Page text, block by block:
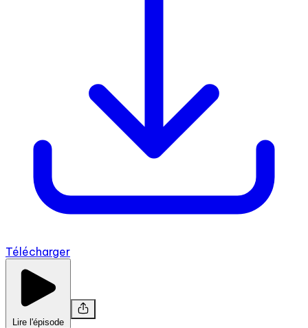
Télécharger
Lire l'épisode